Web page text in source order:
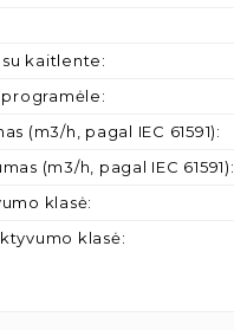
kaitlente:
:
(m3/h, pagal IEC 61591):
(m3/h, pagal IEC 61591):
klasė:
klasė: